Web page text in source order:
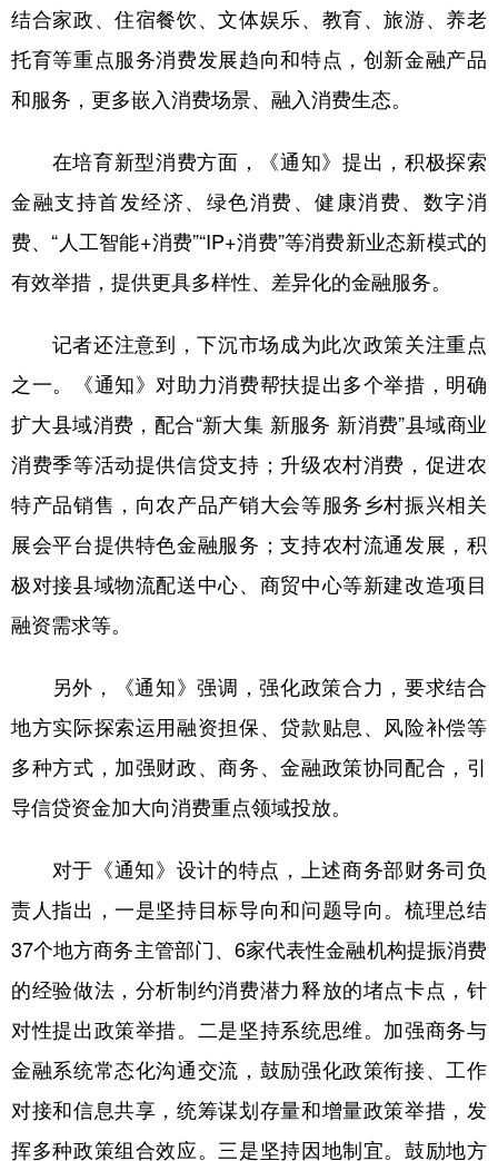
结合家政、住宿餐饮、文体娱乐、教育、旅游、养老
托育等重点服务消费发展趋向和特点，创新金融产品
和服务，更多嵌入消费场景、融入消费生态。
在培育新型消费方面，《通知》提出，积极探索
金融支持首发经济、绿色消费、健康消费、数字消
费、“人工智能+消费”“IP+消费”等消费新业态新模式的
有效举措，提供更具多样性、差异化的金融服务。
记者还注意到，下沉市场成为此次政策关注重点
之一。《通知》对助力消费帮扶提出多个举措，明确
扩大县域消费，配合“新大集 新服务 新消费”县域商业
消费季等活动提供信贷支持；升级农村消费，促进农
特产品销售，向农产品产销大会等服务乡村振兴相关
展会平台提供特色金融服务；支持农村流通发展，积
极对接县域物流配送中心、商贸中心等新建改造项目
融资需求等。
另外，《通知》强调，强化政策合力，要求结合
地方实际探索运用融资担保、贷款贴息、风险补偿等
多种方式，加强财政、商务、金融政策协同配合，引
导信贷资金加大向消费重点领域投放。
对于《通知》设计的特点，上述商务部财务司负
责人指出，一是坚持目标导向和问题导向。梳理总结
37个地方商务主管部门、6家代表性金融机构提振消费
的经验做法，分析制约消费潜力释放的堵点卡点，针
对性提出政策举措。二是坚持系统思维。加强商务与
金融系统常态化沟通交流，鼓励强化政策衔接、工作
对接和信息共享，统筹谋划存量和增量政策举措，发
挥多种政策组合效应。三是坚持因地制宜。鼓励地方